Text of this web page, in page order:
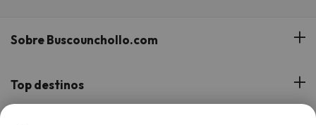
Sobre Buscounchollo.com
¿Quiénes somos?
Tarjeta Regalo
Top destinos